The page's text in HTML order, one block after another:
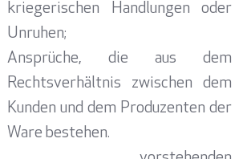
kriegerischen Handlungen oder
Unruhen;
Ansprüche, die aus dem
Rechtsverhältnis zwischen dem
Kunden und dem Produzenten der
Ware bestehen.